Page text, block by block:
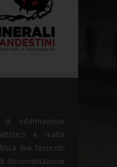
informazione
e realtà
due fascicoli:
documentazione